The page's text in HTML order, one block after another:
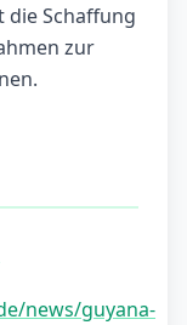
die Schaffung
zur
news/guyana-